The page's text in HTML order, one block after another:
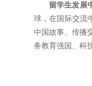
留学生发展
球，在国际交流
中国故事、传播
务教育强国、科